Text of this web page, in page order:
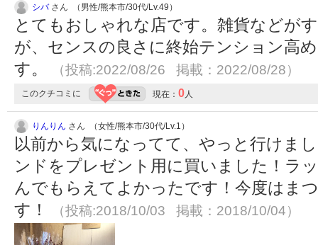
シバさん （男性/熊本市/30代/Lv.49）
とてもおしゃれな店です。雑貨などが
が、センスの良さに終始テンション高
す。
（投稿:2022/08/26 掲載：2022/08/28）
このクチコミに 現在： 0 人
りんりん さん （女性/熊本市/30代/Lv.1）
以前から気になってて、やっと行けま
ンドをプレゼント用に買いました！ラ
んでもらえてよかったです！今度はま
す！
（投稿:2018/10/03 掲載：2018/10/04）